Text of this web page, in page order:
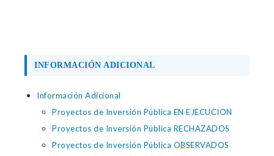
INFORMACIÓN ADICIONAL
Información Adicional
Proyectos de Inversión Pública EN EJECUCION
Proyectos de Inversión Pública RECHAZADOS
Proyectos de Inversión Pública OBSERVADOS